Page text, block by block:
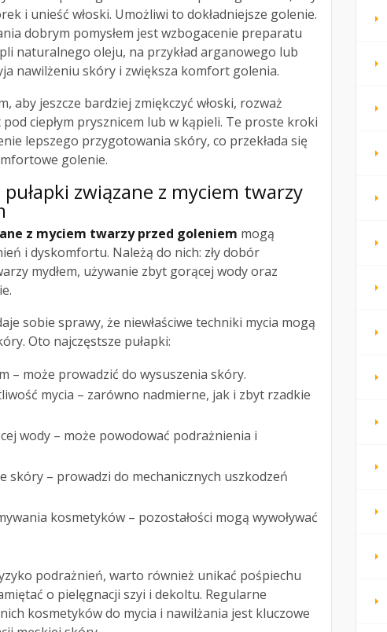
i unieść włoski. Umożliwi to dokładniejsze golenie.
dobrym pomysłem jest wzbogacenie preparatu
naturalnego oleju, na przykład arganowego lub
nawilżeniu skóry i zwiększa komfort golenia.
aby jeszcze bardziej zmiękczyć włoski, rozważ
ciepłym prysznicem lub w kąpieli. Te proste kroki
lepszego przygotowania skóry, co przekłada się
golenie.
pułapki związane z myciem twarzy
z myciem twarzy przed goleniem mogą
i dyskomfortu. Należą do nich: zły dobór
mydłem, używanie zbyt gorącej wody oraz
sobie sprawy, że niewłaściwe techniki mycia mogą
Oto najczęstsze pułapki:
– może prowadzić do wysuszenia skóry.
mycia – zarówno nadmierne, jak i zbyt rzadkie
wody – może powodować podrażnienia i
skóry – prowadzi do mechanicznych uszkodzeń
kosmetyków – pozostałości mogą wywoływać
podrażnień, warto również unikać pośpiechu
o pielęgnacji szyi i dekoltu. Regularne
kosmetyków do mycia i nawilżania jest kluczowe